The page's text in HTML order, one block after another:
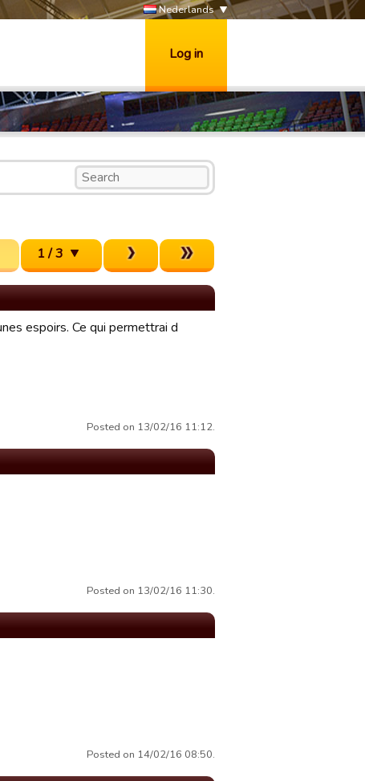
Nederlands
Log in
1 / 3
espoirs. Ce qui permettrai d
Posted on 13/02/16 11:12.
Posted on 13/02/16 11:30.
Posted on 14/02/16 08:50.